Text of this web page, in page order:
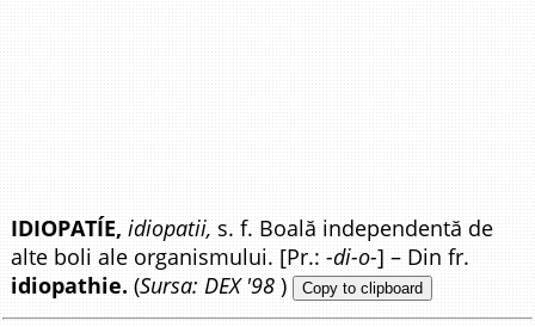
IDIOPATÍE, idiopatii, s. f. Boală independentă de
alte boli ale organismului. [Pr.:-di-o-] – Din fr.
idiopathie. (Sursa: DEX '98 ) Copy to clipboard